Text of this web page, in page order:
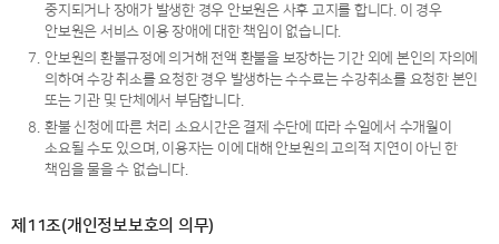
중지되거나 장애가 발생한 경우 안보원은 사후 고지를 합니다. 이 경우
안보원은 서비스 이용 장애에 대한 책임이 없습니다.
7.
안보원의 환불규정에 의거해 전액 환불을 보장하는 기간 외에 본인의 자의에
의하여 수강 취소를 요청한 경우 발생하는 수수료는 수강취소를 요청한 본인
또는 기관 및 단체에서 부담합니다.
8. 환불 신청에 따른 처리 소요시간은 결제 수단에 따라 수일에서 수개월이
소요될 수도 있으며, 이용자는 이에 대해 안보원의 고의적 지연이 아닌 한
책임을 물을 수 없습니다.
제11조(개인정보보호의 의무)